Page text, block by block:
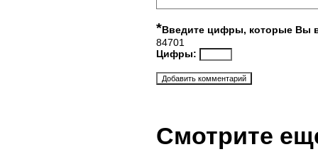
*Введите цифры, которые Вы
84701
Цифры:
Смотрите